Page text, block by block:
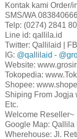
Kontak kami Order/
SMS/WA
Telp: (0274) 2841
Line id: qallila.id
Twitter: Qallilaid |
IG: @qallilaid -
Website:
Tokopedia:
Shopee:
Shiping From Jogja
Etc.
Welcome Reseller~
Google Map: Qallila
Wherehouse: Jl.